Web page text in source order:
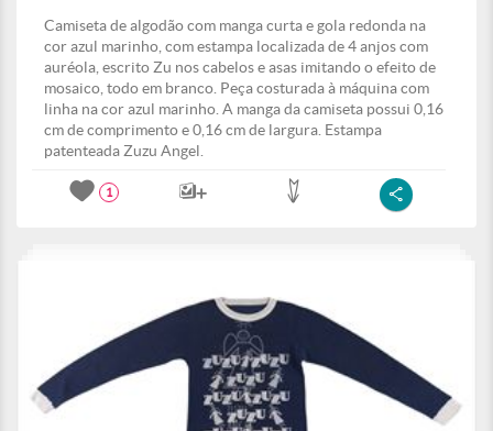
Camiseta de algodão com manga curta e gola redonda na
cor azul marinho, com estampa localizada de 4 anjos com
auréola, escrito Zu nos cabelos e asas imitando o efeito de
mosaico, todo em branco. Peça costurada à máquina com
linha na cor azul marinho. A manga da camiseta possui 0,16
cm de comprimento e 0,16 cm de largura. Estampa
patenteada Zuzu Angel.
1